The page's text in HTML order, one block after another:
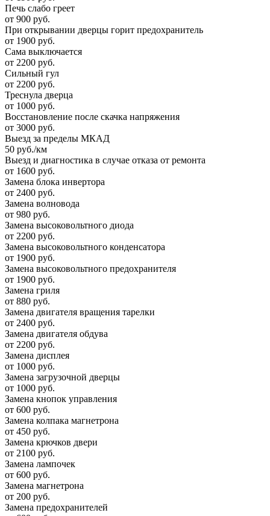
Печь слабо греет
от 900 руб.
При открывании дверцы горит предохранитель
от 1900 руб.
Сама выключается
от 2200 руб.
Сильный гул
от 2200 руб.
Треснула дверца
от 1000 руб.
Восстановление после скачка напряжения
от 3000 руб.
Выезд за пределы МКАД
50 руб./км
Выезд и диагностика в случае отказа от ремонта
от 1600 руб.
Замена блока инвертора
от 2400 руб.
Замена волновода
от 980 руб.
Замена высоковольтного диода
от 2200 руб.
Замена высоковольтного конденсатора
от 1900 руб.
Замена высоковольтного предохранителя
от 1900 руб.
Замена гриля
от 880 руб.
Замена двигателя вращения тарелки
от 2400 руб.
Замена двигателя обдува
от 2200 руб.
Замена дисплея
от 1000 руб.
Замена загрузочной дверцы
от 1000 руб.
Замена кнопок управления
от 600 руб.
Замена колпака магнетрона
от 450 руб.
Замена крючков двери
от 2100 руб.
Замена лампочек
от 600 руб.
Замена магнетрона
от 200 руб.
Замена предохранителей